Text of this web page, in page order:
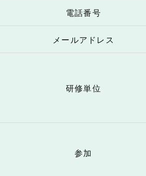
電話番号
メールアドレス
研修単位
参加